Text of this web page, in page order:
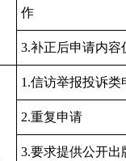
作
3.补正后申请内容
1.信访举报投诉类
2.重复申请
3.要求提供公开出